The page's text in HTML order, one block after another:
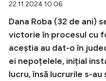
22.11.2024 10:06
Dana Roba (32 de ani)
victorie în procesul cu
aceștia au dat-o în
ei nepoțelele, inițial
lucru, însă lucrurile s-